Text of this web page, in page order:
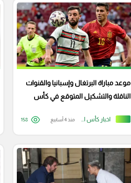
اخبار كأس العالم
موعد مباراة البرتغال وإسبانيا والقنوات
الناقلة والتشكيل المتوقع في كأس
منذ 4 أسابيع 158